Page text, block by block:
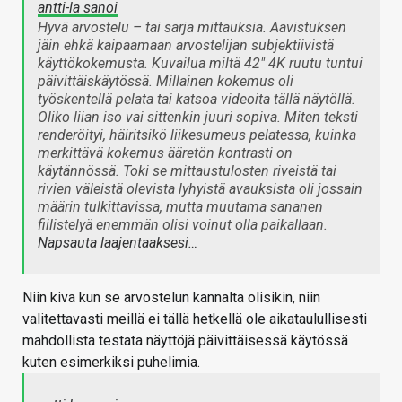
antti-la sanoi
Hyvä arvostelu – tai sarja mittauksia. Aavistuksen
jäin ehkä kaipaamaan arvostelijan subjektiivistä
käyttökokemusta. Kuvailua miltä 42" 4K ruutu tuntui
päivittäiskäytössä. Millainen kokemus oli
työskentellä pelata tai katsoa videoita tällä näytöllä.
Oliko liian iso vai sittenkin juuri sopiva. Miten teksti
renderöityi, häiritsikö liikesumeus pelatessa, kuinka
merkittävä kokemus ääretön kontrasti on
käytännössä. Toki se mittaustulosten riveistä tai
rivien väleistä olevista lyhyistä avauksista oli jossain
määrin tulkittavissa, mutta muutama sananen
fiilistelyä enemmän olisi voinut olla paikallaan.
Napsauta laajentaaksesi…
Niin kiva kun se arvostelun kannalta olisikin, niin
valitettavasti meillä ei tällä hetkellä ole aikataulullisesti
mahdollista testata näyttöjä päivittäisessä käytössä
kuten esimerkiksi puhelimia.